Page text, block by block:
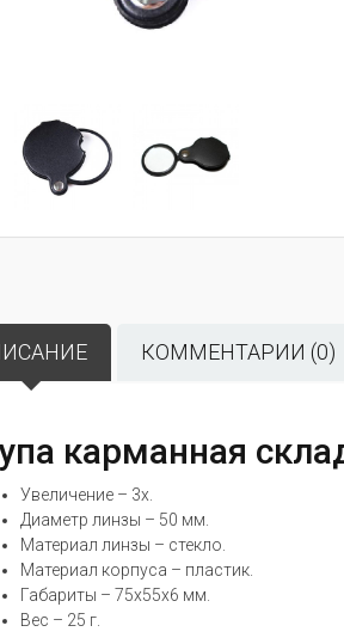
КОММЕНТАРИИ (0)
карманная
Увеличение – 3х.
Диаметр линзы – 50 мм.
Материал линзы – стекло.
Материал корпуса – пластик.
Габариты – 75х55х6 мм.
Вес – 25 г.